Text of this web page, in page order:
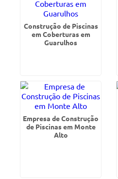
Construção de Piscinas
em Coberturas em
Guarulhos
Empresa de Construção
de Piscinas em Monte
Alto